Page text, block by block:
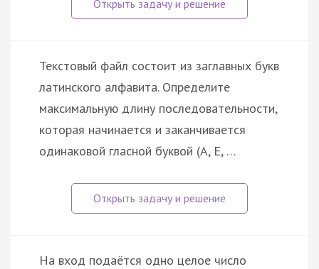
Текстовый файл состоит из заглавных букв
латинского алфавита. Определите
максимальную длину последовательности,
которая начинается и заканчивается
одинаковой гласной буквой (A, E, …
На вход подаётся одно целое число